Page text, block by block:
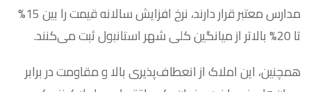
مدارس معتبر قرار دارند، نرخ افزایش سالانه قیمت را بین 15%
تا 20% بالاتر از میانگین کلی شهر استانبول ثبت می‌کنند.
همچنین، این املاک از انعطاف‌پذیری بالا و مقاومت در برابر